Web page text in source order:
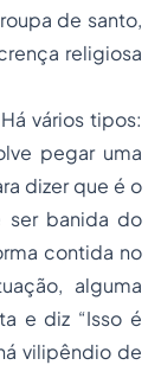
de santo,
religiosa
vários tipos:
pegar uma
dizer que é o
ser banida do
contida no
alguma
e diz “Isso é
vilipêndio de